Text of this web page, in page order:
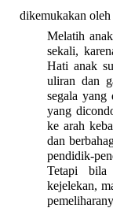
dikemukakan
Melatih
sekali,
Hati anak
uliran dan
segala yang
yang
ke arah
dan
pendidik-
Tetapi bila
kejelekan,